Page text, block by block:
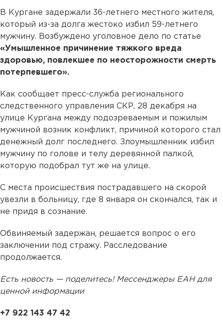
В Кургане задержали 36-летнего местного жителя,
который из-за долга жестоко избил 59-летнего
мужчину. Возбуждено уголовное дело по статье
«Умышленное причинение тяжкого вреда
здоровью, повлекшее по неосторожности смерть
потерпевшего».
Как сообщает пресс-служба регионального
следственного управления СКР, 28 декабря на
улице Кургана между подозреваемым и пожилым
мужчиной возник конфликт, причиной которого стал
денежный долг последнего. Злоумышленник избил
мужчину по голове и телу деревянной палкой,
которую подобрал тут же на улице.
С места происшествия пострадавшего на скорой
увезли в больницу, где 8 января он скончался, так и
не придя в сознание.
Обвиняемый задержан, решается вопрос о его
заключении под стражу. Расследование
продолжается.
Есть новость — поделитесь! Мессенджеры ЕАН для
ценной информации
+7 922 143 47 42